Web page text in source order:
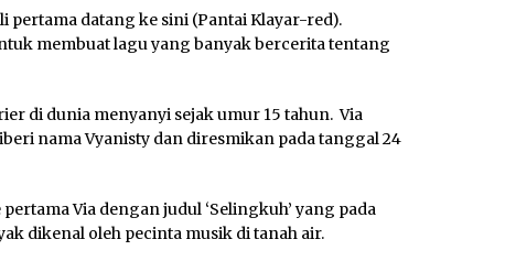
pertama datang ke sini (Pantai Klayar-red).
membuat lagu yang banyak bercerita tentang
di dunia menyanyi sejak umur 15 tahun. Via
nama Vyanisty dan diresmikan pada tanggal 24
Via dengan judul ‘Selingkuh’ yang pada
dikenal oleh pecinta musik di tanah air.